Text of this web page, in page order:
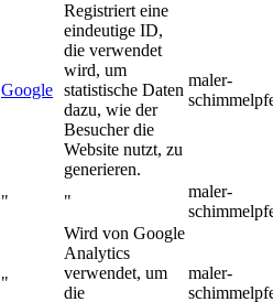
Google
Registriert eine
eindeutige ID,
die verwendet
wird, um
statistische Daten
dazu, wie der
Besucher die
Website nutzt, zu
generieren.
maler-
" "
maler-
"
Wird von Google
Analytics
verwendet, um
die
maler-